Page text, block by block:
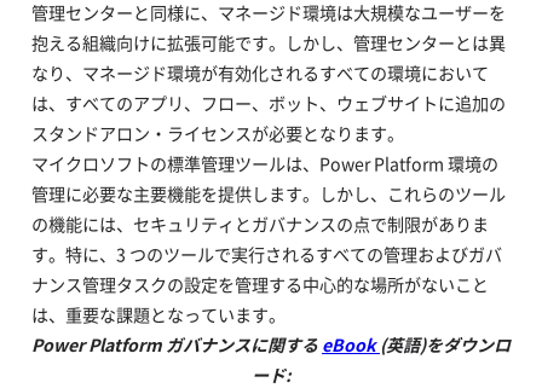
管理センターと同様に、マネージド環境は大規模なユーザーを
抱える組織向けに拡張可能です。しかし、管理センターとは異
なり、マネージド環境が有効化されるすべての環境において
は、すべてのアプリ、フロー、ボット、ウェブサイトに追加の
スタンドアロン・ライセンスが必要となります。
マイクロソフトの標準管理ツールは、Power Platform 環境の
管理に必要な主要機能を提供します。しかし、これらのツール
の機能には、セキュリティとガバナンスの点で制限がありま
す。特に、3 つのツールで実行されるすべての管理およびガバ
ナンス管理タスクの設定を管理する中心的な場所がないこと
は、重要な課題となっています。
Power Platform ガバナンスに関するeBook(英語)をダウンロ
ード: